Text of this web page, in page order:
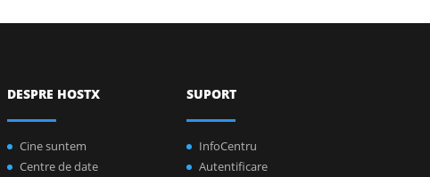
DESPRE HOSTX
Cine suntem
Centre de date
SUPORT
InfoCentru
Autentificare